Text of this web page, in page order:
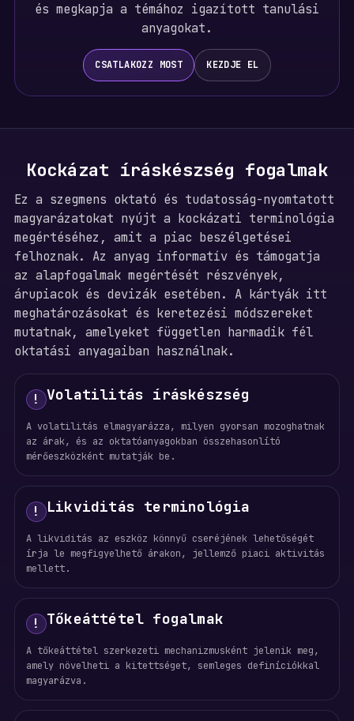
és megkapja a témához igazított tanulási
anyagokat.
CSATLAKOZZ MOST KEZDJE EL
Kockázat íráskészség fogalmak
Ez a szegmens oktató és tudatosság-nyomtatott
magyarázatokat nyújt a kockázati terminológia
megértéséhez, amit a piac beszélgetései
felhoznak. Az anyag informatív és támogatja
az alapfogalmak megértését részvények,
árupiacok és devizák esetében. A kártyák itt
meghatározásokat és keretezési módszereket
mutatnak, amelyeket független harmadik fél
oktatási anyagaiban használnak.
! Volatilitás íráskészség
A volatilitás elmagyarázza, milyen gyorsan mozoghatnak
az árak, és az oktatóanyagokban összehasonlító
mérőeszközként mutatják be.
! Likviditás terminológia
A likviditás az eszköz könnyű cseréjének lehetőségét
írja le megfigyelhető árakon, jellemző piaci aktivitás
mellett.
! Tőkeáttétel fogalmak
A tőkeáttétel szerkezeti mechanizmusként jelenik meg,
amely növelheti a kitettséget, semleges definíciókkal
magyarázva.